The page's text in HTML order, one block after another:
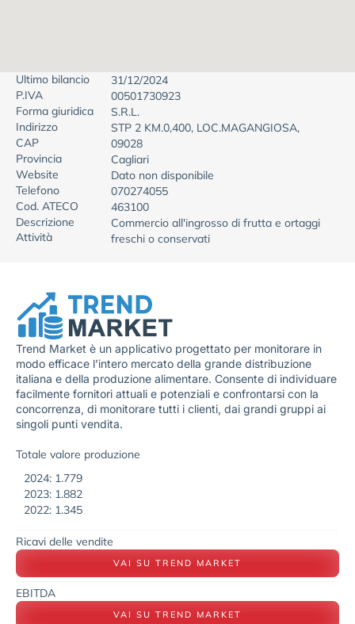
Ultimo bilancio
31/12/2024
P.IVA
00501730923
Forma giuridica
S.R.L.
Indirizzo
STP 2 KM.0,400, LOC.MAGANGIOSA,
CAP
09028
Provincia
Cagliari
Website
Dato non disponibile
Telefono
070274055
Cod. ATECO
463100
Descrizione
Attività
Commercio all'ingrosso di frutta e ortaggi
freschi o conservati
Trend Market è un applicativo progettato per monitorare in
modo efficace l’intero mercato della grande distribuzione
italiana e della produzione alimentare. Consente di individuare
facilmente fornitori attuali e potenziali e confrontarsi con la
concorrenza, di monitorare tutti i clienti, dai grandi gruppi ai
singoli punti vendita.
Totale valore produzione
2024: 1.779
2023: 1.882
2022: 1.345
Ricavi delle vendite
VAI SU TREND MARKET
EBITDA
VAI SU TREND MARKET